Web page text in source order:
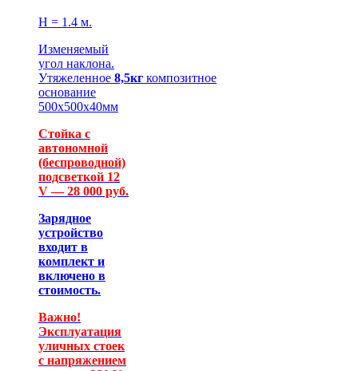
Н = 1.4 м.
Изменяемый
угол наклона.
Утяжеленное 8,5кг композитное
основание
500х500х40мм
Стойка с
автономной
(беспроводной)
подсветкой 12
V — 28 000 руб.
Зарядное
устройство
входит в
комплект и
включено в
стоимость.
Важно!
Эксплуатация
уличных стоек
с напряжением